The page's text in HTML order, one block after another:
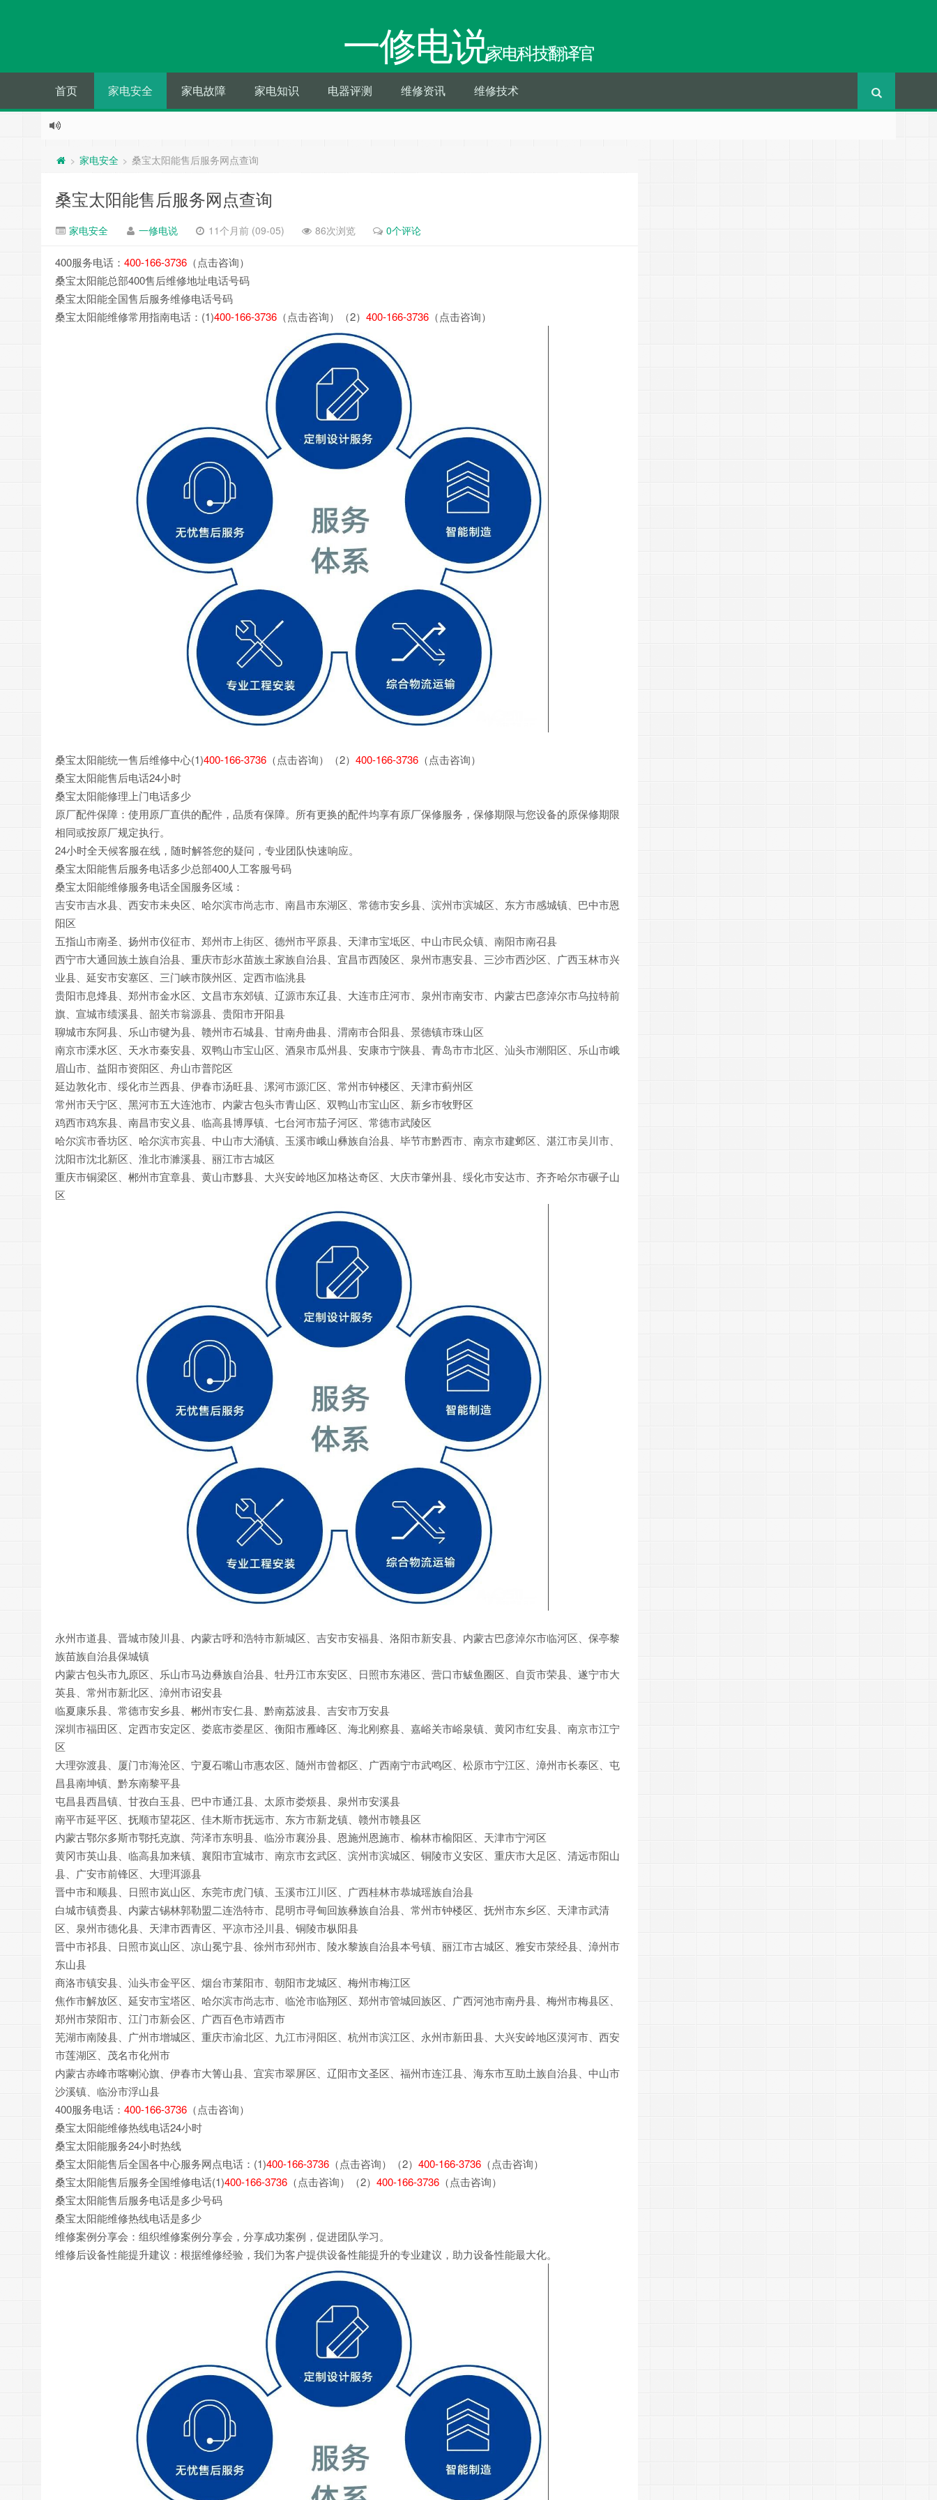
一修电说家电科技翻译官
首页 家电安全 家电故障 家电知识 电器评测 维修资讯 维修技术
> 家电安全 > 桑宝太阳能售后服务网点查询
桑宝太阳能售后服务网点查询
家电安全 一修电说 11个月前 (09-05) 86次浏览 0个评论
400服务电话： 400-166-3736 （点击咨询）
桑宝太阳能总部400售后维修地址电话号码
桑宝太阳能全国售后服务维修电话号码
桑宝太阳能维修常用指南电话：(1)400-166-3736 （点击咨询）（2） 400-166-3736 （点击咨询）
桑宝太阳能统一售后维修中心(1)400-166-3736 （点击咨询）（2） 400-166-3736 （点击咨询）
桑宝太阳能售后电话24小时
桑宝太阳能修理上门电话多少
原厂配件保障：使用原厂直供的配件，品质有保障。所有更换的配件均享有原厂保修服务，保修期限与您设备的原保修期限
相同或按原厂规定执行。
24小时全天候客服在线，随时解答您的疑问，专业团队快速响应。
桑宝太阳能售后服务电话多少总部400人工客服号码
桑宝太阳能维修服务电话全国服务区域：
吉安市吉水县、西安市未央区、哈尔滨市尚志市、南昌市东湖区、常德市安乡县、滨州市滨城区、东方市感城镇、巴中市恩
阳区
五指山市南圣、扬州市仪征市、郑州市上街区、德州市平原县、天津市宝坻区、中山市民众镇、南阳市南召县
西宁市大通回族土族自治县、重庆市彭水苗族土家族自治县、宜昌市西陵区、泉州市惠安县、三沙市西沙区、广西玉林市兴
业县、延安市安塞区、三门峡市陕州区、定西市临洮县
贵阳市息烽县、郑州市金水区、文昌市东郊镇、辽源市东辽县、大连市庄河市、泉州市南安市、内蒙古巴彦淖尔市乌拉特前
旗、宣城市绩溪县、韶关市翁源县、贵阳市开阳县
聊城市东阿县、乐山市犍为县、赣州市石城县、甘南舟曲县、渭南市合阳县、景德镇市珠山区
南京市溧水区、天水市秦安县、双鸭山市宝山区、酒泉市瓜州县、安康市宁陕县、青岛市市北区、汕头市潮阳区、乐山市峨
眉山市、益阳市资阳区、舟山市普陀区
延边敦化市、绥化市兰西县、伊春市汤旺县、漯河市源汇区、常州市钟楼区、天津市蓟州区
常州市天宁区、黑河市五大连池市、内蒙古包头市青山区、双鸭山市宝山区、新乡市牧野区
鸡西市鸡东县、南昌市安义县、临高县博厚镇、七台河市茄子河区、常德市武陵区
哈尔滨市香坊区、哈尔滨市宾县、中山市大涌镇、玉溪市峨山彝族自治县、毕节市黔西市、南京市建邺区、湛江市吴川市、
沈阳市沈北新区、淮北市濉溪县、丽江市古城区
重庆市铜梁区、郴州市宜章县、黄山市黟县、大兴安岭地区加格达奇区、大庆市肇州县、绥化市安达市、齐齐哈尔市碾子山
区
永州市道县、晋城市陵川县、内蒙古呼和浩特市新城区、吉安市安福县、洛阳市新安县、内蒙古巴彦淖尔市临河区、保亭黎
族苗族自治县保城镇
内蒙古包头市九原区、乐山市马边彝族自治县、牡丹江市东安区、日照市东港区、营口市鲅鱼圈区、自贡市荣县、遂宁市大
英县、常州市新北区、漳州市诏安县
临夏康乐县、常德市安乡县、郴州市安仁县、黔南荔波县、吉安市万安县
深圳市福田区、定西市安定区、娄底市娄星区、衡阳市雁峰区、海北刚察县、嘉峪关市峪泉镇、黄冈市红安县、南京市江宁
区
大理弥渡县、厦门市海沧区、宁夏石嘴山市惠农区、随州市曾都区、广西南宁市武鸣区、松原市宁江区、漳州市长泰区、屯
昌县南坤镇、黔东南黎平县
屯昌县西昌镇、甘孜白玉县、巴中市通江县、太原市娄烦县、泉州市安溪县
南平市延平区、抚顺市望花区、佳木斯市抚远市、东方市新龙镇、赣州市赣县区
内蒙古鄂尔多斯市鄂托克旗、菏泽市东明县、临汾市襄汾县、恩施州恩施市、榆林市榆阳区、天津市宁河区
黄冈市英山县、临高县加来镇、襄阳市宜城市、南京市玄武区、滨州市滨城区、铜陵市义安区、重庆市大足区、清远市阳山
县、广安市前锋区、大理洱源县
晋中市和顺县、日照市岚山区、东莞市虎门镇、玉溪市江川区、广西桂林市恭城瑶族自治县
白城市镇赉县、内蒙古锡林郭勒盟二连浩特市、昆明市寻甸回族彝族自治县、常州市钟楼区、抚州市东乡区、天津市武清
区、泉州市德化县、天津市西青区、平凉市泾川县、铜陵市枞阳县
晋中市祁县、日照市岚山区、凉山冕宁县、徐州市邳州市、陵水黎族自治县本号镇、丽江市古城区、雅安市荥经县、漳州市
东山县
商洛市镇安县、汕头市金平区、烟台市莱阳市、朝阳市龙城区、梅州市梅江区
焦作市解放区、延安市宝塔区、哈尔滨市尚志市、临沧市临翔区、郑州市管城回族区、广西河池市南丹县、梅州市梅县区、
郑州市荥阳市、江门市新会区、广西百色市靖西市
芜湖市南陵县、广州市增城区、重庆市渝北区、九江市浔阳区、杭州市滨江区、永州市新田县、大兴安岭地区漠河市、西安
市莲湖区、茂名市化州市
内蒙古赤峰市喀喇沁旗、伊春市大箐山县、宜宾市翠屏区、辽阳市文圣区、福州市连江县、海东市互助土族自治县、中山市
沙溪镇、临汾市浮山县
400服务电话： 400-166-3736 （点击咨询）
桑宝太阳能维修热线电话24小时
桑宝太阳能服务24小时热线
桑宝太阳能售后全国各中心服务网点电话：(1)400-166-3736 （点击咨询）（2） 400-166-3736 （点击咨询）
桑宝太阳能售后服务全国维修电话(1)400-166-3736 （点击咨询）（2） 400-166-3736 （点击咨询）
桑宝太阳能售后服务电话是多少号码
桑宝太阳能维修热线电话是多少
维修案例分享会：组织维修案例分享会，分享成功案例，促进团队学习。
维修后设备性能提升建议：根据维修经验，我们为客户提供设备性能提升的专业建议，助力设备性能最大化。